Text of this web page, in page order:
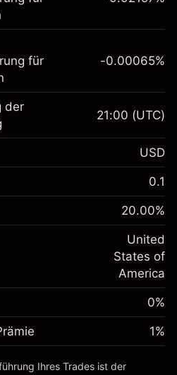
$1,000.00
(-$1.08)
für
$1,000.00
-0.000654
%
(-$0.03)
~
-0.00065%
der
21:00 (UTC)
USD
0.1
20.00%
United
States of
America
0%
1%
Ihres Trades ist der